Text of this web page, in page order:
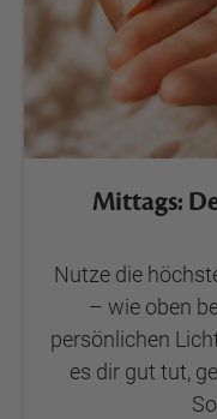
Mittags:
Nutze die
– wie oben
persönlichen
es dir gut tut,